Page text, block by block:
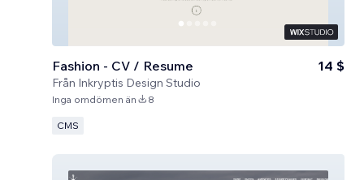
Fashion - CV / Resume
Från Inkryptis Design Studio
14 $
Inga omdömen än 8
CMS